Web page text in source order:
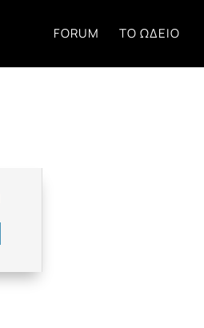
FORUM ΤΟ ΩΔΕΊΟ